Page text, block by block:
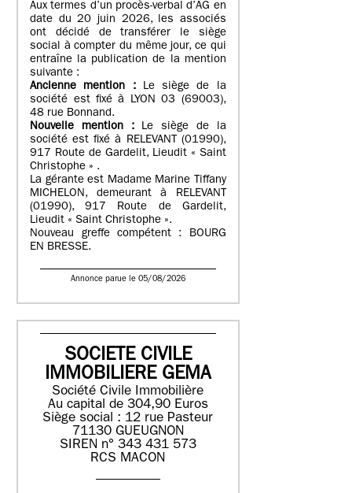
Aux termes d’un procès-verbal d’AG en
date du 20 juin 2026, les associés
ont décidé de transférer le siège
social à compter du même jour, ce qui
entraîne la publication de la mention
suivante :
Ancienne mention : Le siège de la
société est fixé à LYON 03 (69003),
48 rue Bonnand.
Nouvelle mention :
Le siège de la
société est fixé à RELEVANT (01990),
917 Route de Gardelit, Lieudit « Saint
Christophe » .
La gérante est Madame Marine Tiffany
MICHELON, demeurant à RELEVANT
(01990), 917 Route de Gardelit,
Lieudit « Saint Christophe ».
Nouveau greffe compétent : BOURG
EN BRESSE.
Annonce parue le 05/08/2026
SOCIETE CIVILE
IMMOBILIERE GEMA
Société Civile Immobilière
Au capital de 304,90 Euros
Siège social : 12 rue Pasteur
71130 GUEUGNON
SIREN n° 343 431 573
RCS MACON